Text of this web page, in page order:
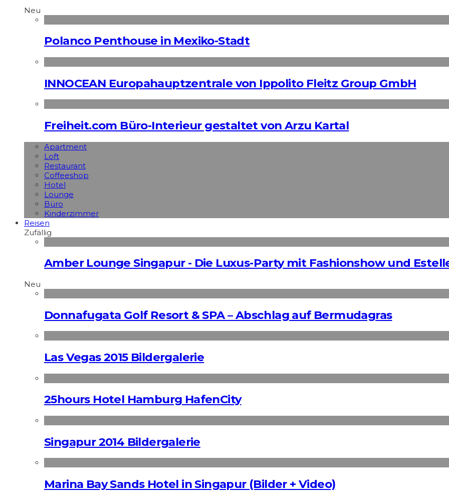
Neu
Polanco Penthouse in Mexiko-Stadt
INNOCEAN Europahauptzentrale von Ippolito Fleitz Group GmbH
Freiheit.com Büro-Interieur gestaltet von Arzu Kartal
Apart­ment
Loft
Restaurant
Coffeeshop
Hotel
Lounge
Büro
Kinderzimmer
Reisen
Zufällig
Amber Lounge Singapur - Die Luxus-Party mit Fashionshow und
Neu
Donnafugata Golf Resort & SPA – Abschlag auf Bermudagras
Las Vegas 2015 Bildergalerie
25hours Hotel Hamburg HafenCity
Singapur 2014 Bildergalerie
Marina Bay Sands Hotel in Singapur (Bilder + Video)